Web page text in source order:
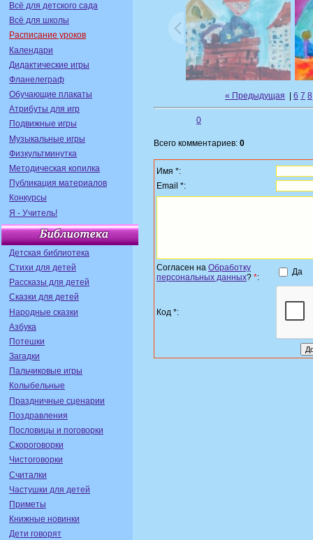
Всё для детского сада
Всё для школы
Расписание уроков
Календари
Дидактические игры
Фланелеграф
Обучающие плакаты
Атрибуты для игр
Подвижные игры
Музыкальные игры
Физкультминутка
Методическая копилка
Публикация материалов
Конкурсы
Я - Учитель!
Детская библиотека
Стихи для детей
Рассказы для детей
Сказки для детей
Народные сказки
Азбука
Потешки
Загадки
Пальчиковые игры
Колыбельные
Праздничные сценарии
Поздравления
Пословицы и поговорки
Скороговорки
Чистоговорки
Считалки
Частушки для детей
Приметы
Книжные новинки
Дети говорят
« Предыдущая 6 7 8
0
Всего комментариев: 0
Имя *:
Email *:
Согласен на Обработку
персональных данных? *:
Да
Код *: